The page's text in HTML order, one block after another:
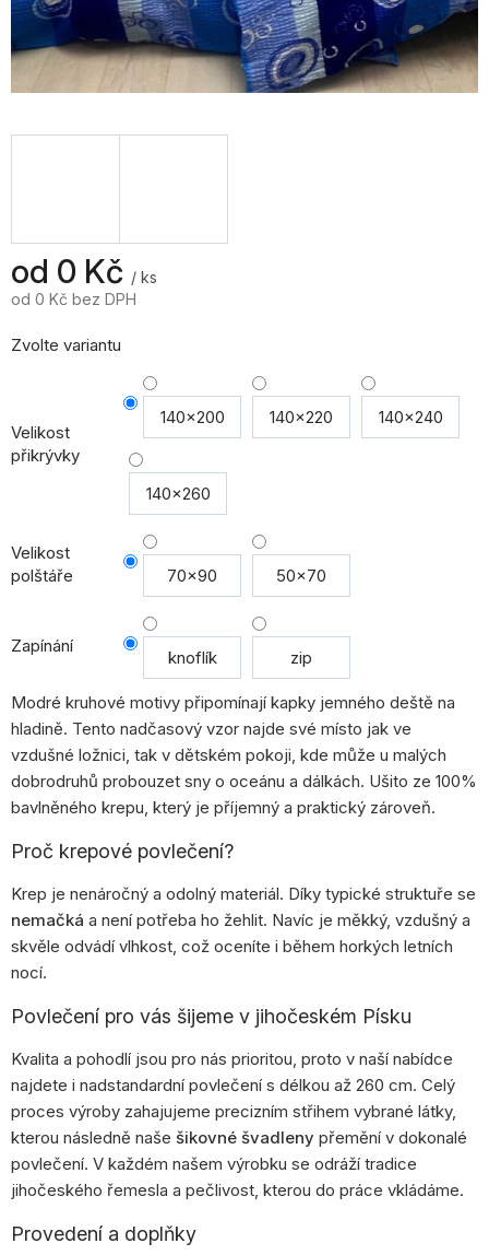
od 0 Kč / ks
od 0 Kč bez DPH
cena:
Zvolte variantu
Velikost
přikrývky
140x200 140x220 140x240
140x260
Velikost
polštáře
70x90 50x70
Zapínání
knoflík zip
Modré kruhové motivy připomínají kapky jemného deště na
hladině. Tento nadčasový vzor najde své místo jak ve
vzdušné ložnici, tak v dětském pokoji, kde může u malých
dobrodruhů probouzet sny o oceánu a dálkách. Ušito ze 100%
bavlněného krepu, který je příjemný a praktický zároveň.
Proč krepové povlečení?
Krep je nenáročný a odolný materiál. Díky typické struktuře se
nemačká a není potřeba ho žehlit. Navíc je měkký, vzdušný a
skvěle odvádí vlhkost, což oceníte i během horkých letních
nocí.
Povlečení pro vás šijeme v jihočeském Písku
Kvalita a pohodlí jsou pro nás prioritou, proto v naší nabídce
najdete i nadstandardní povlečení s délkou až 260 cm. Celý
proces výroby zahajujeme precizním střihem vybrané látky,
kterou následně naše šikovné švadleny přemění v dokonalé
povlečení. V každém našem výrobku se odráží tradice
jihočeského řemesla a pečlivost, kterou do práce vkládáme.
Provedení a doplňky